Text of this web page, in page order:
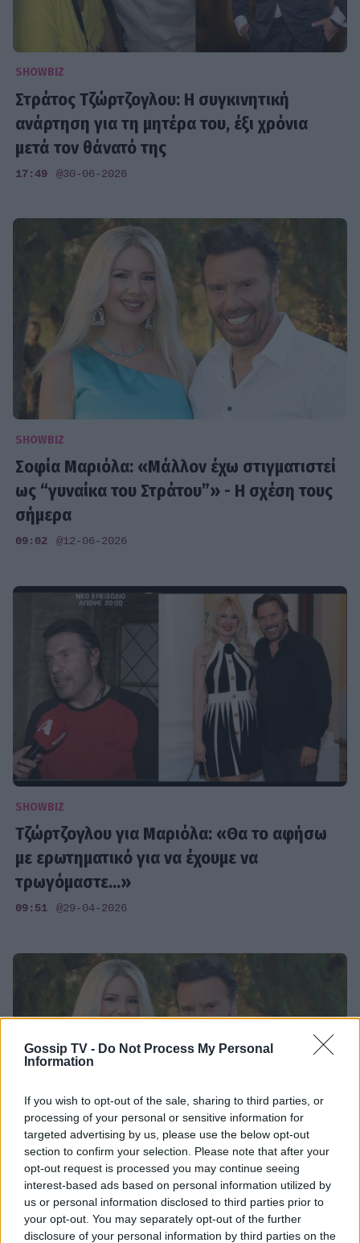
Gossip TV - Do Not Process My Personal
Information
If you wish to opt-out of the sale, sharing to third parties, or
processing of your personal or sensitive information for
targeted advertising by us, please use the below opt-out
section to confirm your selection. Please note that after your
opt-out request is processed you may continue seeing
interest-based ads based on personal information utilized by
us or personal information disclosed to third parties prior to
your opt-out. You may separately opt-out of the further
disclosure of your personal information by third parties on the
SHOWBIZ
Στράτος Τζώρτζογλου: Η συγκινητική
ανάρτηση για τη μητέρα του, έξι χρόνια
μετά τον θάνατό της
17:49 @30-06-2026
SHOWBIZ
Σοφία Μαριόλα: «Μάλλον έχω στιγματιστεί
ως “γυναίκα του Στράτου”» - Η σχέση τους
σήμερα
09:02 @12-06-2026
SHOWBIZ
Τζώρτζογλου για Μαριόλα: «Θα το αφήσω
με ερωτηματικό για να έχουμε να
τρωγόμαστε...»
09:51 @29-04-2026
MEDIA
Σοφία Μαριόλα: «Το εξώδικο ήταν μια
προειδοποίηση ότι δεν θέλω...»